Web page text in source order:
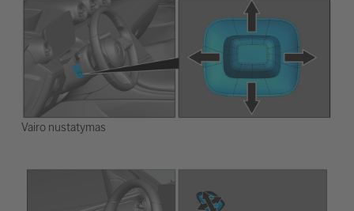
Vairo nustatymas